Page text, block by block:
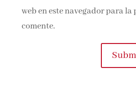
web en este navegador para la
comente.